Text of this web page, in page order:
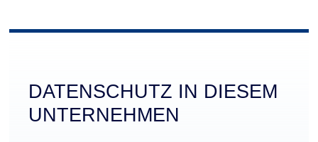
DATENSCHUTZ IN DIESEM
UNTERNEHMEN